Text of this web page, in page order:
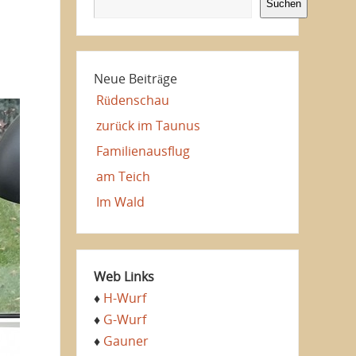
Suchen
Neue Beiträge
Rüdenschau
zurück im Taunus
Familienausflug
am Teich
Im Wald
Web Links
♦ H-Wurf
♦ G-Wurf
♦ Gauner